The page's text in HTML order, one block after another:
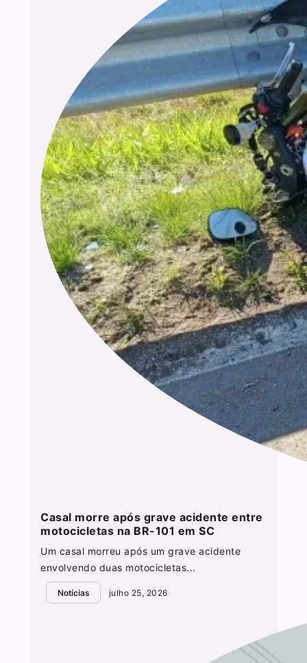
Casal morre após grave acidente entre
motocicletas na BR-101 em SC
Um casal morreu após um grave acidente
envolvendo duas motocicletas...
Notícias julho 25, 2026